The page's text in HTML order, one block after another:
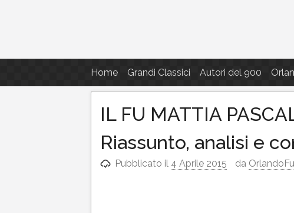
Home Grandi Classici Autori del 900
IL FU MATTIA
Riassunto, analisi e
Pubblicato il 4 Aprile 2015 da